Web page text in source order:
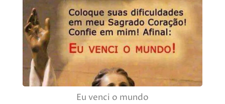
Eu venci o mundo